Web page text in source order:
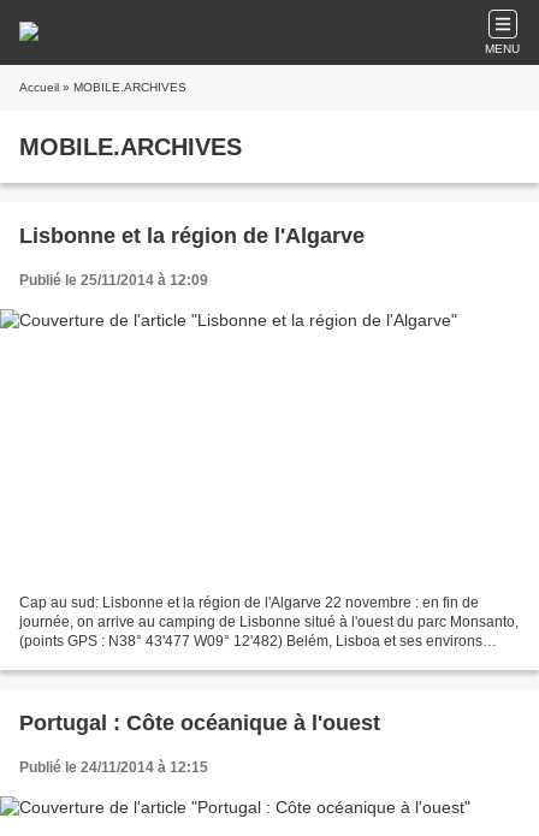
MENU
Accueil » MOBILE.ARCHIVES
MOBILE.ARCHIVES
Lisbonne et la région de l'Algarve
Publié le 25/11/2014 à 12:09
Cap au sud: Lisbonne et la région de l'Algarve 22 novembre : en fin de
journée, on arrive au camping de Lisbonne situé à l'ouest du parc Monsanto,
(points GPS : N38° 43'477 W09° 12'482) Belém, Lisboa et ses environs
Portugal : Côte océanique à l'ouest
Publié le 24/11/2014 à 12:15